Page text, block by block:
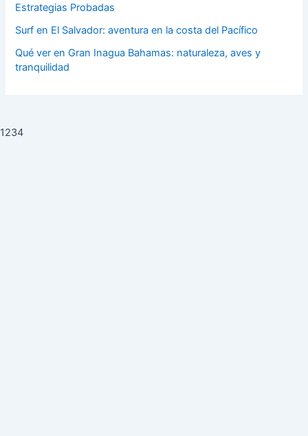
Estrategias Probadas
Surf en El Salvador: aventura en la costa del Pacífico
Qué ver en Gran Inagua Bahamas: naturaleza, aves y
tranquilidad
1234